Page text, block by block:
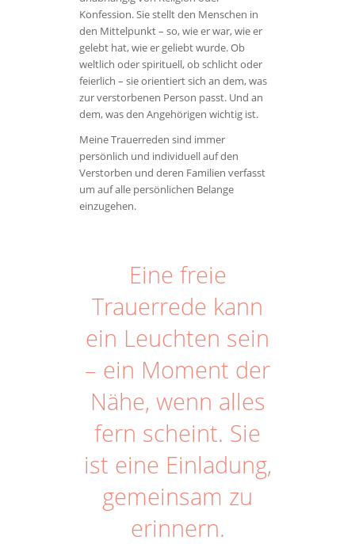
Konfession. Sie stellt den Menschen in
den Mittelpunkt – so, wie er war, wie er
gelebt hat, wie er geliebt wurde. Ob
weltlich oder spirituell, ob schlicht oder
feierlich – sie orientiert sich an dem, was
zur verstorbenen Person passt. Und an
dem, was den Angehörigen wichtig ist.
Meine Trauerreden sind immer
persönlich und individuell auf den
Verstorben und deren Familien verfasst
um auf alle persönlichen Belange
einzugehen.
Eine freie
Trauerrede kann
ein Leuchten sein
– ein Moment der
Nähe, wenn alles
fern scheint. Sie
ist eine Einladung,
gemeinsam zu
erinnern.